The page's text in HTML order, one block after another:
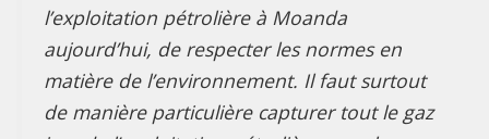
l’exploitation pétrolière à Moanda
aujourd’hui, de respecter les normes en
matière de l’environnement. Il faut surtout
de manière particulière capturer tout le gaz